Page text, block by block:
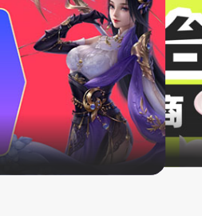
划分
来袭
兼容性强，低门槛融入下级
渠道端后台
自定义分成，多等级权限
发行端后台
低成本管理，数据可视化
理流程
了解H5游戏的前世今生
代理流程
流程、条件、前期准备
投
八年推广团队致力帮助中小游戏公司买量投流
通 打造社区氛围，维护玩家情感
IM 即时通讯系统
私信、支持文字、图片、短视
不赚钱是有原因的
九四玩全链路发行能力，让游戏更快抵达玩家